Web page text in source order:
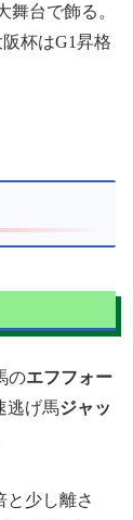
舞台で飾る。
杯はG1昇格
のエフフォー
逃げ馬ジャッ
と少し離さ